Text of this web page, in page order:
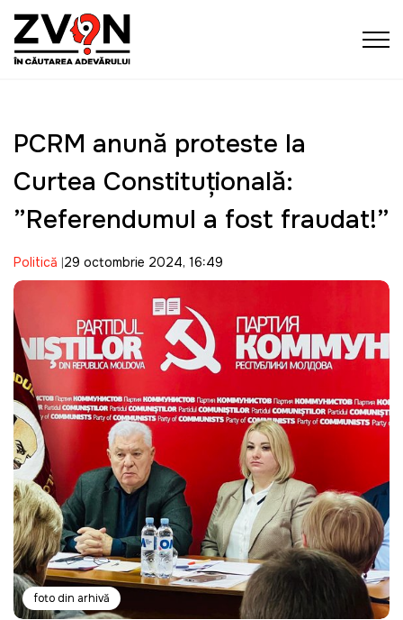
PCRM anunță proteste la
Curtea Constituțională:
”Referendumul a fost fraudat!”
Politică 29 octombrie 2024, 16:49
foto din arhivă